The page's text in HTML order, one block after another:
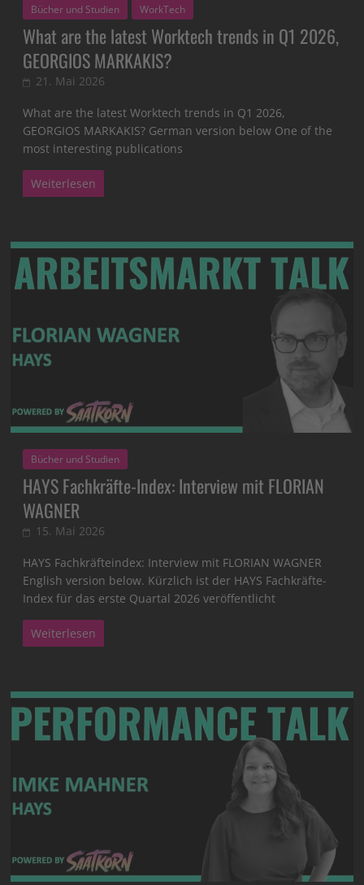
Bücher und Studien WorkTech
What are the latest Worktech trends in Q1 2026,
GEORGIOS MARKAKIS?
21. Mai 2026
What are the latest Worktech trends in Q1 2026,
GEORGIOS MARKAKIS? German version below One of the
most interesting publications
Weiterlesen
Bücher und Studien
HAYS Fachkräfte-Index: Interview mit FLORIAN
WAGNER
15. Mai 2026
HAYS Fachkräfteindex: Interview mit FLORIAN WAGNER
English version below. Kürzlich ist der HAYS Fachkräfte-
Index für das erste Quartal 2026 veröffentlicht
Weiterlesen